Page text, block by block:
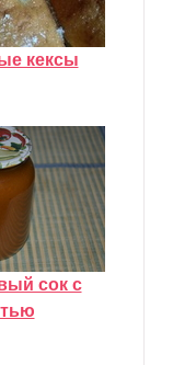
кексы
сок с